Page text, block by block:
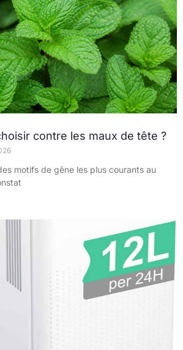
contre les maux de tête ?
motifs de gêne les plus courants au